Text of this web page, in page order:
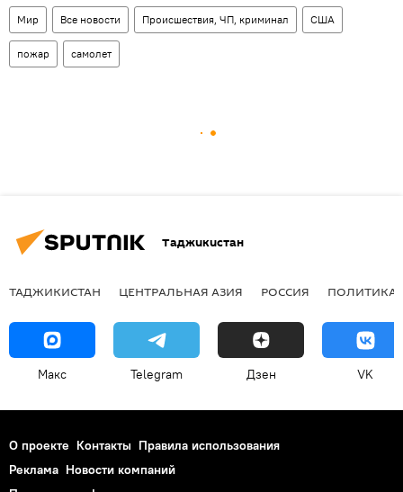
Мир Все новости Происшествия, ЧП, криминал США
пожар самолет
Таджикистан
ТАДЖИКИСТАН ЦЕНТРАЛЬНАЯ АЗИЯ РОССИЯ ПОЛИТИКА
Макс Telegram Дзен VK
О проекте Контакты Правила использования
Реклама Новости компаний